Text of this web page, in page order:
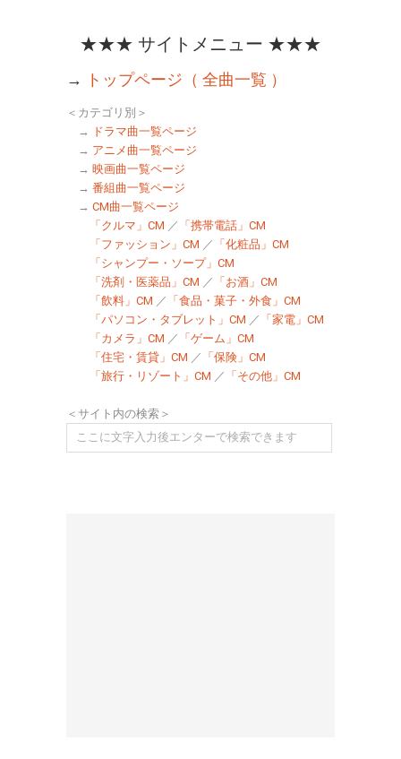
★★★ サイトメニュー ★★★
→ トップページ（ 全曲一覧 ）
＜カテゴリ別＞
→
ドラマ曲一覧ページ
→ アニメ曲一覧ページ
→ 映画曲一覧ページ
→ 番組曲一覧ページ
→ CM曲一覧ページ
「クルマ」CM ／ 「携帯電話」CM
「ファッション」CM ／ 「化粧品」CM
「シャンプー・ソープ」CM
「洗剤・医薬品」CM ／ 「お酒」CM
「飲料」CM ／ 「食品・菓子・外食」CM
「パソコン・タブレット」CM ／ 「家電」CM
「カメラ」CM ／ 「ゲーム」CM
「住宅・賃貸」CM ／ 「保険」CM
「旅行・リゾート」CM ／ 「その他」CM
＜サイト内の検索＞